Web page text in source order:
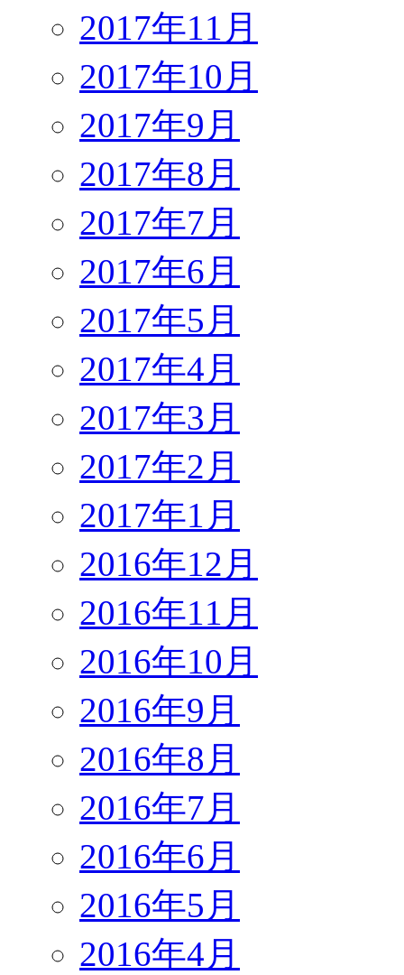
2017年11月
2017年10月
2017年9月
2017年8月
2017年7月
2017年6月
2017年5月
2017年4月
2017年3月
2017年2月
2017年1月
2016年12月
2016年11月
2016年10月
2016年9月
2016年8月
2016年7月
2016年6月
2016年5月
2016年4月